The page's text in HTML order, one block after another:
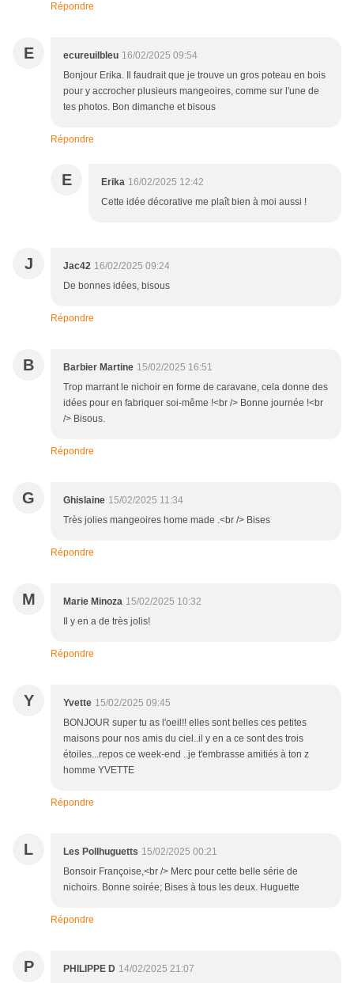
Répondre
E ecureuilbleu 16/02/2025 09:54
Bonjour Erika. Il faudrait que je trouve un gros poteau en bois
pour y accrocher plusieurs mangeoires, comme sur l'une de
tes photos. Bon dimanche et bisous
Répondre
E Erika 16/02/2025 12:42
Cette idée décorative me plaît bien à moi aussi !
J Jac42 16/02/2025 09:24
De bonnes idées, bisous
Répondre
B Barbier Martine 15/02/2025 16:51
Trop marrant le nichoir en forme de caravane, cela donne des
idées pour en fabriquer soi-même !<br /> Bonne journée !<br
/> Bisous.
Répondre
G Ghislaine 15/02/2025 11:34
Très jolies mangeoires home made .<br /> Bises
Répondre
M Marie Minoza 15/02/2025 10:32
Il y en a de très jolis!
Répondre
Y Yvette 15/02/2025 09:45
BONJOUR super tu as l'oeil!! elles sont belles ces petites
maisons pour nos amis du ciel..il y en a ce sont des trois
étoiles...repos ce week-end ..je t'embrasse amitiés à ton z
homme YVETTE
Répondre
L Les Pollhuguetts 15/02/2025 00:21
Bonsoir Françoise,<br /> Merc pour cette belle série de
nichoirs. Bonne soirée; Bises à tous les deux. Huguette
Répondre
P PHILIPPE D 14/02/2025 21:07